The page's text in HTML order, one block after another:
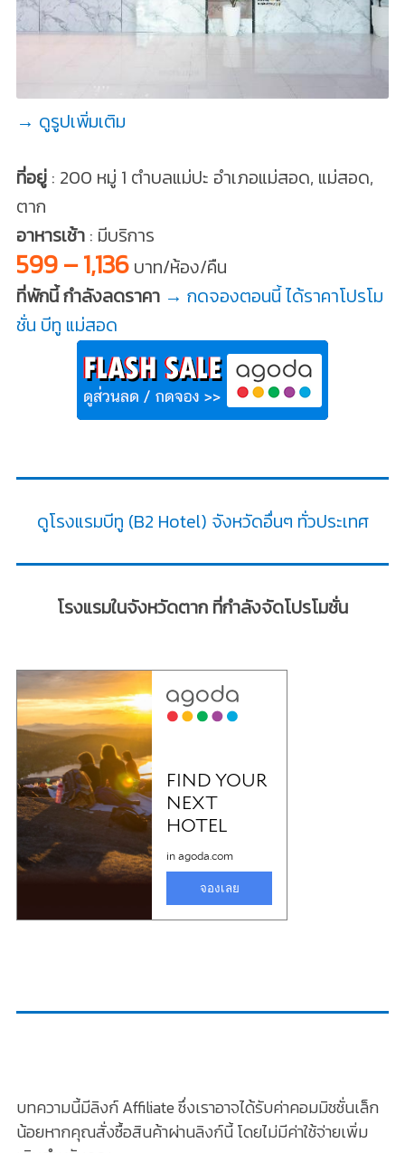
→ ดูรูปเพิ่มเติม
ที่อยู่: 200 หมู่ 1 ตำบลแม่ปะ อำเภอแม่สอด, แม่สอด,
ตาก
อาหารเช้า: มีบริการ
599 – 1,136บาท/ห้อง/คืน
ที่พักนี้ กำลังลดราคา → กดจองตอนนี้ ได้ราคาโปรโม
ชั่น บีทู แม่สอด
ดูโรงแรมบีทู (B2 Hotel) จังหวัดอื่นๆ ทั่วประเทศ
โรงแรมในจังหวัดตาก ที่กำลังจัดโปรโมชั่น
บทความนี้มีลิงก์ Affiliate ซึ่งเราอาจได้รับค่าคอมมิชชั่นเล็ก
น้อยหากคุณสั่งซื้อสินค้าผ่านลิงก์นี้ โดยไม่มีค่าใช้จ่ายเพิ่ม